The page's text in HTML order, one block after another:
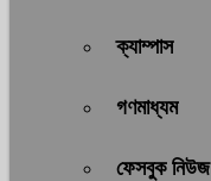
ক্যাম্পাস
গণমাধ্যম
ফেসবুক নিউজ